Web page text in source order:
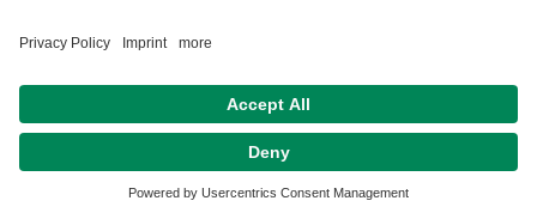
betroffenen Person erhoben werden;
(8) das Bestehen einer automatisierten
Entscheidungsfindung einschließlich Profiling
gemäß Art. 22 Abs. 1 und 4 DSGVO und –
zumindest in diesen Fällen – aussagekräftige
Informationen über die involvierte Logik sowie
die Tragweite und die angestrebten
Auswirkungen einer derartigen Verarbeitung für